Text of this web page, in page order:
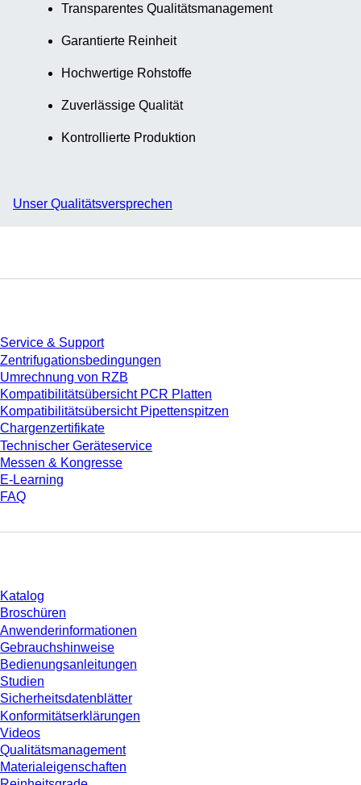
Transparentes Qualitätsmanagement
Garantierte Reinheit
Hochwertige Rohstoffe
Zuverlässige Qualität
Kontrollierte Produktion
Unser Qualitätsversprechen
Service & Support
Zentrifugationsbedingungen
Umrechnung von RZB
Kompatibilitätsübersicht PCR Platten
Kompatibilitätsübersicht Pipettenspitzen
Chargenzertifikate
Technischer Geräteservice
Messen & Kongresse
E-Learning
FAQ
Katalog
Broschüren
Anwenderinformationen
Gebrauchshinweise
Bedienungsanleitungen
Studien
Sicherheitsdatenblätter
Konformitätserklärungen
Videos
Qualitätsmanagement
Materialeigenschaften